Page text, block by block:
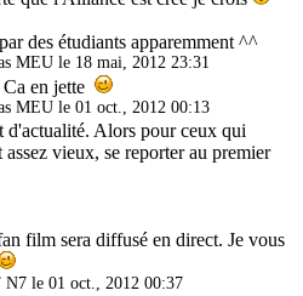
des étudiants apparemment ^^
MEU le 18 mai, 2012 23:31
en jette
MEU le 01 oct., 2012 00:13
d'actualité. Alors pour ceux qui
vieux, se reporter au premier
film sera diffusé en direct. Je vous
le 01 oct., 2012 00:37